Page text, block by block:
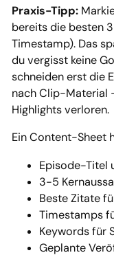
Praxis-Tipp:
bereits die besten
Timestamp). Das
du vergisst keine
schneiden erst die
nach Clip-Material
Highlights verloren.
Ein Content-Sheet
Episode-Titel
3-5
Beste Zitate
Timestamps
Keywords für
Geplante